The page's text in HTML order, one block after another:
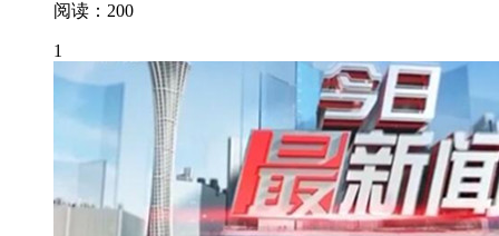
阅读：200
1